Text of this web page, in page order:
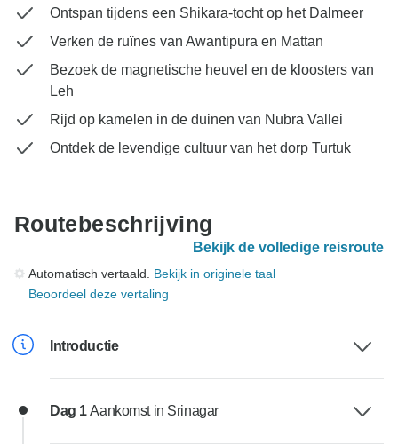
Ontspan tijdens een Shikara-tocht op het Dalmeer
Verken de ruïnes van Awantipura en Mattan
Bezoek de magnetische heuvel en de kloosters van
Leh
Rijd op kamelen in de duinen van Nubra Vallei
Ontdek de levendige cultuur van het dorp Turtuk
Routebeschrijving
Bekijk de volledige reisroute
Automatisch vertaald. Bekijk in originele taal
Beoordeel deze vertaling
Introductie
Dag 1Aankomst in Srinagar